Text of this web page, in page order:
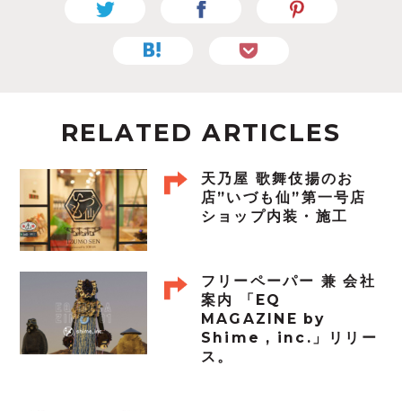
RELATED ARTICLES
天乃屋 歌舞伎揚のお
店”いづも仙”第一号店
ショップ内装・施工
フリーペーパー 兼 会社
案内 「EQ
MAGAZINE by
Shime , inc.」リリー
ス。